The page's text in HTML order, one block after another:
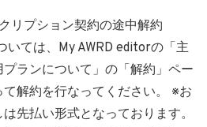
リプション契約の途中解約
いては、My AWRD editorの「主
ランについて」の「解約」ペー
解約を行なってください。 ※お
先払い形式となっております。